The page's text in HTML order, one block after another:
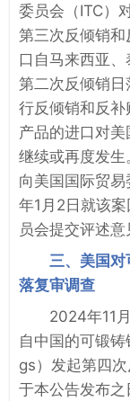
委员会（ITC）
第三次反倾销
口自马来西亚
第二次反倾销
行反倾销和反
产品的进口对
继续或再度发
向美国国际贸
年1月2日就该
员会提交评述意
三、美国
落复审调查
2024年11
自中国的可锻
gs）发起第四
于本公告发布